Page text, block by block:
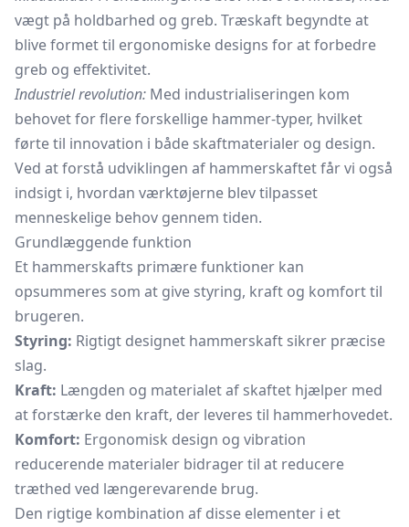
vægt på holdbarhed og greb. Træskaft begyndte at
blive formet til ergonomiske designs for at forbedre
greb og effektivitet.
Industriel revolution: Med industrialiseringen kom
behovet for flere forskellige hammer-typer, hvilket
førte til innovation i både skaftmaterialer og design.
Ved at forstå udviklingen af hammerskaftet får vi også
indsigt i, hvordan værktøjerne blev tilpasset
menneskelige behov gennem tiden.
Grundlæggende funktion
Et hammerskafts primære funktioner kan
opsummeres som at give styring, kraft og komfort til
brugeren.
Styring: Rigtigt designet hammerskaft sikrer præcise
slag.
Kraft: Længden og materialet af skaftet hjælper med
at forstærke den kraft, der leveres til hammerhovedet.
Komfort: Ergonomisk design og vibration
reducerende materialer bidrager til at reducere
træthed ved længerevarende brug.
Den rigtige kombination af disse elementer i et